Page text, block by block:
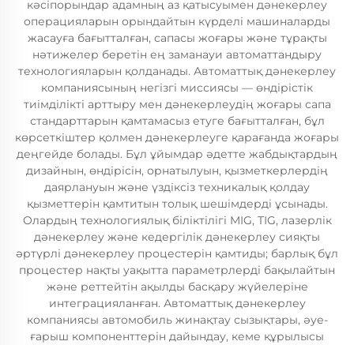
кәсіпорындар адамның аз қатысуымен дәнекерлеу
операцияларын орындайтын күрделі машиналарды
жасауға бағытталған, сапасы жоғары және тұрақты
нәтижелер беретін ең заманауи автоматтандыру
технологияларын қолданады. Автоматтық дәнекерлеу
компаниясының негізгі миссиясы — өндірістік
тиімділікті арттыру мен дәнекерлеудің жоғары сапа
стандарттарын қамтамасыз етуге бағытталған, бұл
көрсеткіштер қолмен дәнекерлеуге қарағанда жоғары
деңгейде болады. Бұл ұйымдар әдетте жабдықтардың
дизайнын, өндірісін, орнатылуын, қызметкерлердің
даярлануын және үздіксіз техникалық қолдау
қызметтерін қамтитын толық шешімдерді ұсынады.
Олардың технологиялық біліктілігі MIG, TIG, лазерлік
дәнекерлеу және кедергілік дәнекерлеу сияқты
әртүрлі дәнекерлеу процестерін қамтиды; барлық бұл
процестер нақты уақытта параметрлерді бақылайтын
және реттейтін ақылды басқару жүйелеріне
интеграцияланған. Автоматтық дәнекерлеу
компаниясы автомобиль жинақтау сызықтары, әуе-
ғарыш компоненттерін дайындау, кеме құрылысы